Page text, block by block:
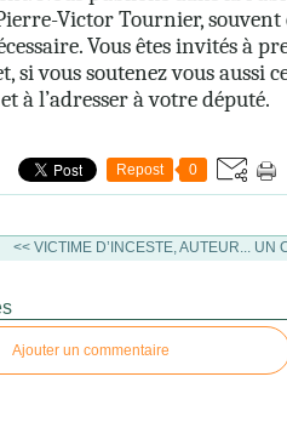
Victor Tournier, souvent
Vous êtes invités à
si vous soutenez vous aussi
à l’adresser à votre député.
Repost 0
<< VICTIME D’INCESTE, AUTEUR... UN
Ajouter un commentaire